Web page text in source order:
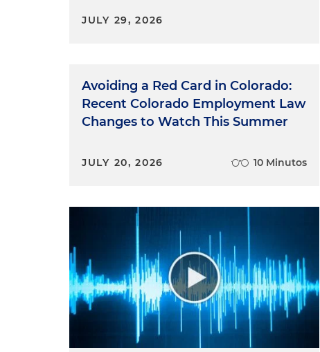
JULY 29, 2026
Avoiding a Red Card in Colorado:
Recent Colorado Employment Law
Changes to Watch This Summer
JULY 20, 2026 10 Minutos